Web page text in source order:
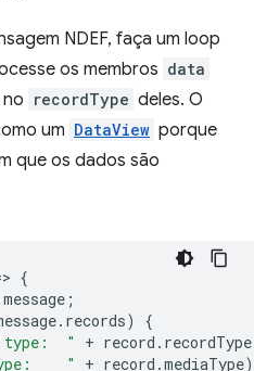
NDEF, faça um loop
os membros data
recordType deles. O
um DataView porque
que os dados são
> {
message ;
. records)
{
type:  " + record . recordType
" + record .mediaType